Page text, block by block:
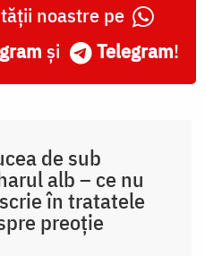
noastre pe
și Telegram!
de sub
alb – ce nu
în tratatele
preoție